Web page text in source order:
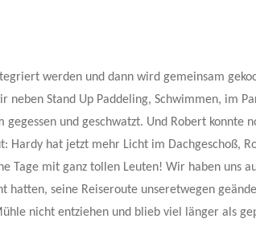
werden und dann wird gemeinsam
neben Stand Up Paddeling, Schwimmen, im
und geschwatzt. Und Robert konnte
Hardy hat jetzt mehr Licht im Dachgeschoß,
Tage mit ganz tollen Leuten! Wir haben uns
hatten, seine Reiseroute unseretwegen
nicht entziehen und blieb viel länger als